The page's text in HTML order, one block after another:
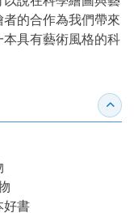
的合作為我們帶來
具有藝術風格的科
收合
好書